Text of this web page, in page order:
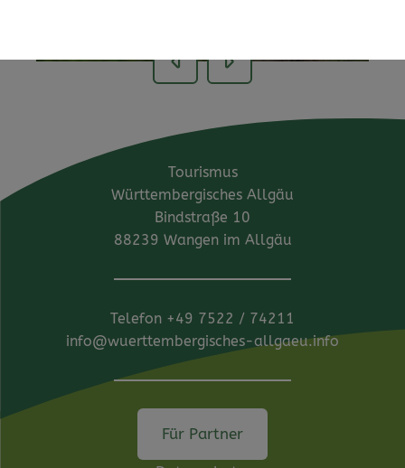
Tourismus
Württembergisches Allgäu
Bindstraße 10
88239 Wangen im Allgäu
Telefon +49 7522 / 74211
info@wuerttembergisches-allgaeu.info
Für Partner